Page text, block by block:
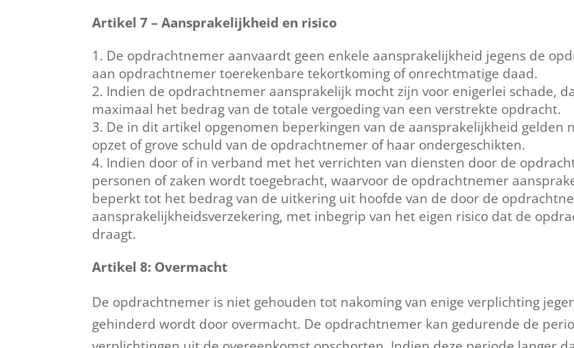
Artikel 7 – Aansprakelijkheid en risico
De opdrachtnemer aanvaardt geen enkele aansprakelijkheid jegens de
aan opdrachtnemer toerekenbare tekortkoming of onrechtmatige daad.
Indien de opdrachtnemer aansprakelijk mocht zijn voor enigerlei schade,
maximaal het bedrag van de totale vergoeding van een verstrekte opdracht.
De in dit artikel opgenomen beperkingen van de aansprakelijkheid gelden
opzet of grove schuld van de opdrachtnemer of haar ondergeschikten.
Indien door of in verband met het verrichten van diensten door de
personen of zaken wordt toegebracht, waarvoor de opdrachtnemer
beperkt tot het bedrag van de uitkering uit hoofde van de door de
aansprakelijkheidsverzekering, met inbegrip van het eigen risico dat de
draagt.
Artikel 8: Overmacht
De opdrachtnemer is niet gehouden tot nakoming van enige verplichting
gehinderd wordt door overmacht. De opdrachtnemer kan gedurende de